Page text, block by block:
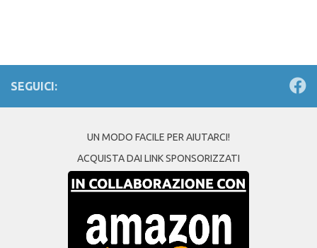
SEGUICI:
UN MODO FACILE PER AIUTARCI!
ACQUISTA DAI LINK SPONSORIZZATI